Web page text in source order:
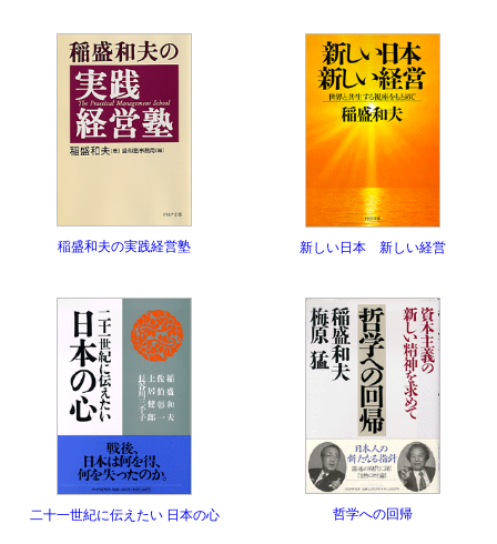
稲盛和夫の実践経営塾 新しい日本 新しい経営
二十一世紀に伝えたい 日本の心 哲学への回帰